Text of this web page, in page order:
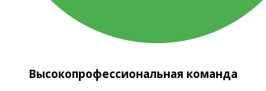
Высокопрофессиональная команда